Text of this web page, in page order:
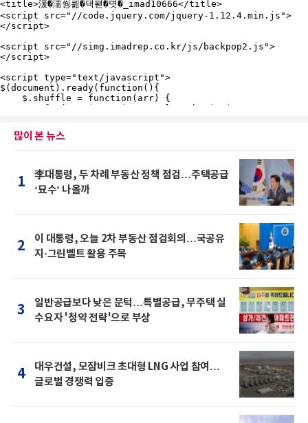
많이 본 뉴스
1
李대통령, 두 차례 부동산 정책 점검…주택공급
‘묘수’ 나올까
2
이 대통령, 오늘 2차 부동산 점검회의…국공유
지·그린벨트 활용 주목
3
일반공급보다 낮은 문턱…특별공급, 무주택 실
수요자 '청약 전략'으로 부상
4
대우건설, 모잠비크 초대형 LNG 사업 참여…
글로벌 경쟁력 입증